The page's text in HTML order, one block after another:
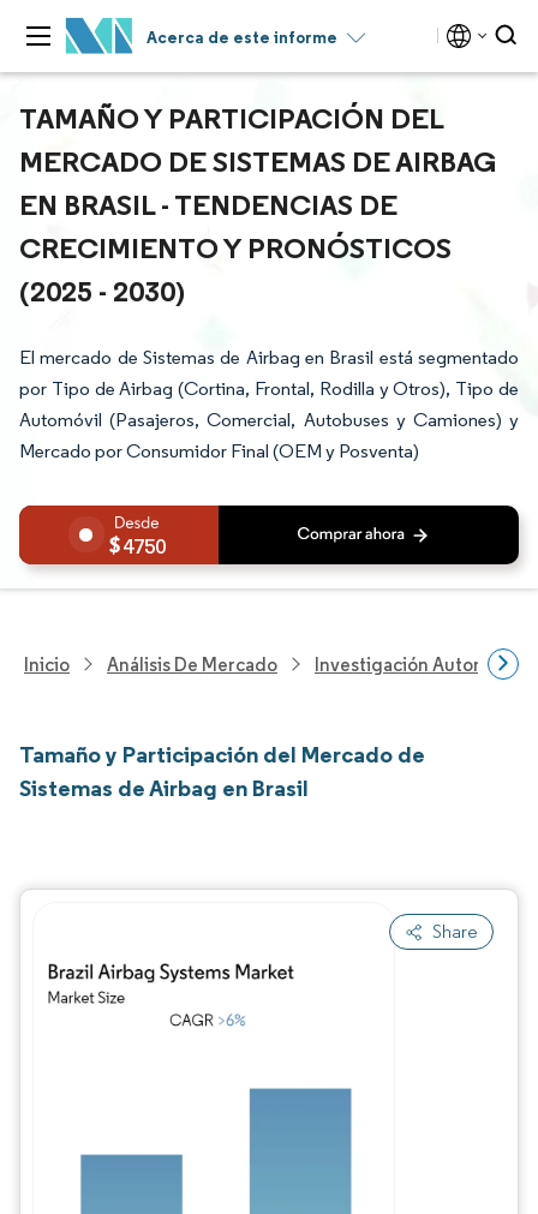
Acerca de este informe
TAMAÑO Y PARTICIPACIÓN DEL
MERCADO DE SISTEMAS DE AIRBAG
EN BRASIL - TENDENCIAS DE
CRECIMIENTO Y PRONÓSTICOS
(2025 - 2030)
El mercado de Sistemas de Airbag en Brasil está segmentado
por Tipo de Airbag (Cortina, Frontal, Rodilla y Otros), Tipo de
Automóvil (Pasajeros, Comercial, Autobuses y Camiones) y
Mercado por Consumidor Final (OEM y Posventa)
4750
Inicio Análisis De Mercado Investigación Automotriz
Tamaño y Participación del Mercado de
Sistemas de Airbag en Brasil
Share